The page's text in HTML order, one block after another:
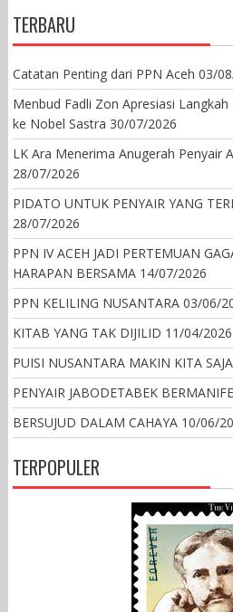
TERBARU
Catatan Penting dari PPN Aceh 03/
Menbud Fadli Zon Apresiasi
ke Nobel Sastra 30/07/2026
LK Ara Menerima Anugerah Penyair
28/07/2026
PIDATO UNTUK PENYAIR YANG
28/07/2026
PPN IV ACEH JADI PERTEMUAN
HARAPAN BERSAMA 14/07/2026
PPN KELILING NUSANTARA 03/06/
KITAB YANG TAK DIJILID 11/04/2026
PUISI NUSANTARA MAKIN KITA SAJA
PENYAIR JABODETABEK
BERSUJUD DALAM CAHAYA 10/06/
TERPOPULER